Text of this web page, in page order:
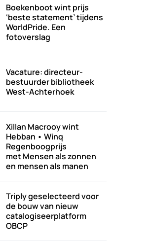
Boekenboot wint prijs
‘beste statement’ tijdens
WorldPride. Een
fotoverslag
Vacature: directeur-
bestuurder bibliotheek
West-Achterhoek
Xillan Macrooy wint
Hebban • Winq
Regenboogprijs
met Mensen als zonnen
en mensen als manen
Triply geselecteerd voor
de bouw van nieuw
catalogiseerplatform
OBCP